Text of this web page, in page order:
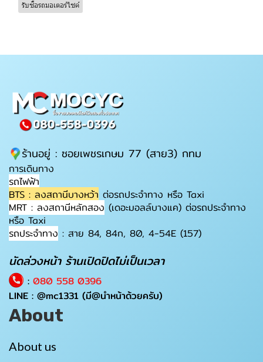
รับซื้อรถมอเตอร์ไซค์
ร้านอยู่ : ซอยเพชรเกษม 77 (สาย3) กทม
การเดินทาง
รถไฟฟ้า
BTS : ลงสถานีบางหว้า ต่อรถประจำทาง หรือ Taxi
MRT : ลงสถานีหลักสอง (เดอะมอลล์บางแค) ต่อรถประจำทาง
หรือ Taxi
รถประจำทาง : สาย 84, 84ก, 80, 4-54E (157)
นัดล่วงหน้า ร้านเปิดปิดไม่เป็นเวลา
: 080 558 0396
LINE : @mc1331 (มี@นำหน้าด้วยครับ)
About
About us